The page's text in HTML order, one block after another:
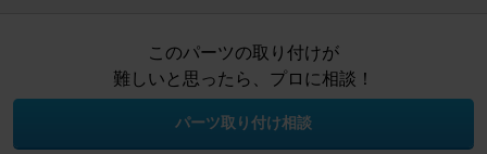
このパーツの取り付けが
難しいと思ったら、プロに相談！
パーツ取り付け相談